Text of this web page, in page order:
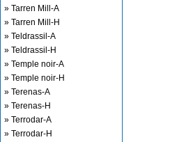
» Tarren Mill-A
» Tarren Mill-H
» Teldrassil-A
» Teldrassil-H
» Temple noir-A
» Temple noir-H
» Terenas-A
» Terenas-H
» Terrodar-A
» Terrodar-H